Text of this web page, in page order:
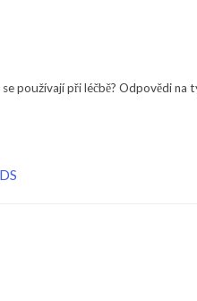
se používají při léčbě? Odpovědi